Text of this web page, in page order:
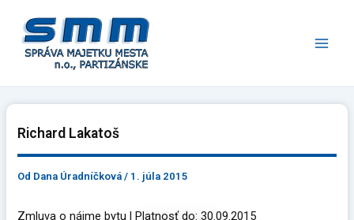
obsah
Richard Lakatoš
Od Dana Úradníčková/ 1. júla 2015
Zmluva o nájme bytu | Platnosť do: 30.09.2015